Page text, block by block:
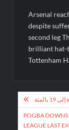
Arsenal
despite
second leg
brilliant hat-
Tottenham
Post
POGBA
LEAGUE LAST